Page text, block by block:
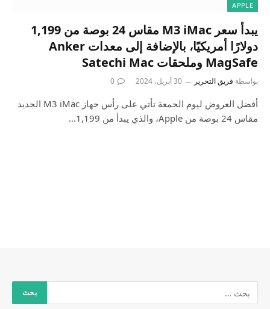
APPLE
يبدأ سعر M3 iMac مقاس 24 بوصة من 1,199
دولارًا أمريكيًا، بالإضافة إلى معدات Anker
MagSafe وملحقات Satechi Mac
بواسطة فريق التحرير 30 أبريل، 2024 0
أفضل العروض ليوم الجمعة تأتي على رأس جهاز M3 iMac الجديد
مقاس 24 بوصة من Apple، والذي يبدأ من 1,199…